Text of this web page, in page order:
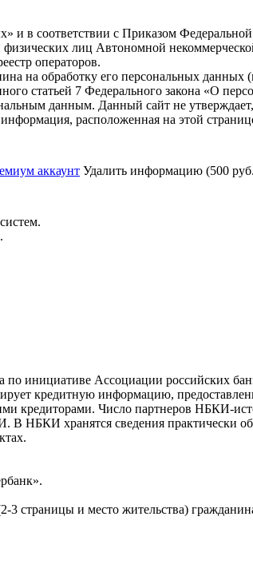
в соответствии с Приказом
лиц Автономной
операторов.
на обработку его персональных данных
статьей 7 Федерального закона «О
данным. Данный сайт не
расположенная на этой
аккаунт Удалить информацию (500
инициативе Ассоциации российских
кредитную информацию,
кредиторами. Число партнеров НБКИ-
В НБКИ хранятся сведения практически
3 страницы и место жительства)